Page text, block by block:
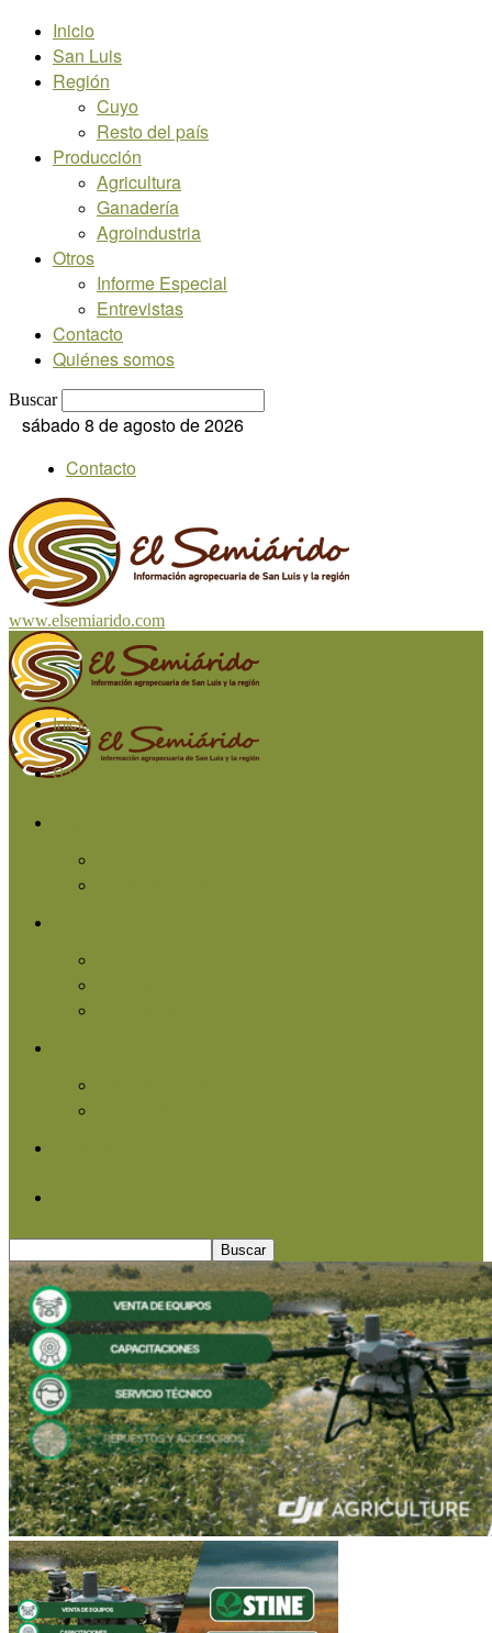
Inicio
San Luis
Región
Cuyo
Resto del país
Producción
Agricultura
Ganadería
Agroindustria
Otros
Informe Especial
Entrevistas
Contacto
Quiénes somos
Buscar
sábado 8 de agosto de 2026
Contacto
www.elsemiarido.com
Inicio
San Luis